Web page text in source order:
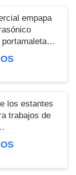
empapa
los estantes
trabajos de
con el panel